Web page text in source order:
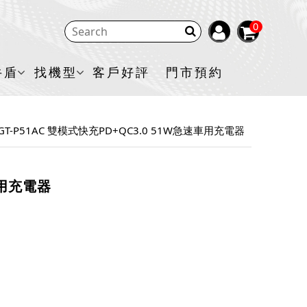
0
盾 找機型 客戶好評 門市預約
P51AC 雙模式快充PD+QC3.0 51W急速車用充電器
充電器